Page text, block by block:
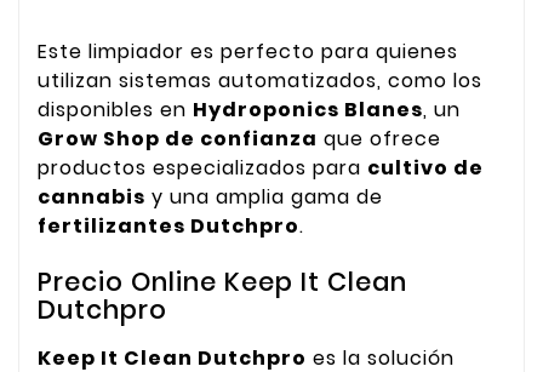
Este limpiador es perfecto para quienes
utilizan sistemas automatizados, como los
disponibles en Hydroponics Blanes, un
Grow Shop de confianza que ofrece
productos especializados para cultivo de
cannabis y una amplia gama de
fertilizantes Dutchpro.
Precio Online Keep It Clean
Dutchpro
Keep It Clean Dutchpro es la solución